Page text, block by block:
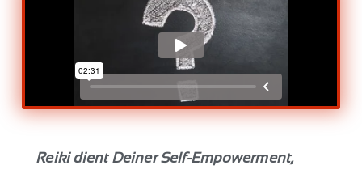
Reiki dient Deiner Self-Empowerment,